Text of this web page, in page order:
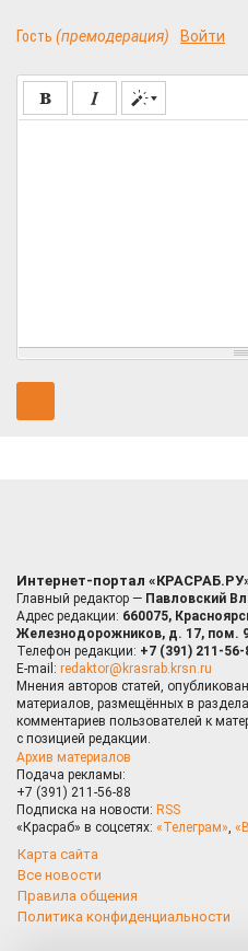
Гость (премодерация) Войти
Интернет-портал
Главный редактор — Павловский
Адрес редакции: 660075,
Железнодорожников, д. 17, пом.
Телефон редакции: +7 (391) 211-56-
E-mail: redaktor@krasrab.krsn.ru
Мнения авторов статей,
материалов, размещённых в
комментариев пользователей к
с позицией редакции.
Архив материалов
Подача рекламы:
+7 (391) 211-56-88
Подписка на новости: RSS
«Красраб» в соцсетях: «Телеграм»,
Карта сайта
Все новости
Правила общения
Политика конфиденциальности